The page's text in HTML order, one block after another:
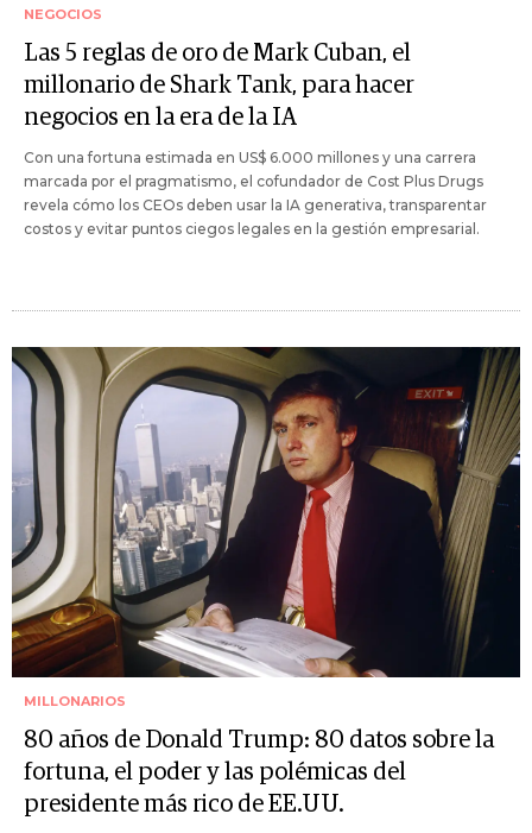
NEGOCIOS
Las 5 reglas de oro de Mark Cuban, el
millonario de Shark Tank, para hacer
negocios en la era de la IA
Con una fortuna estimada en US$ 6.000 millones y una carrera
marcada por el pragmatismo, el cofundador de Cost Plus Drugs
revela cómo los CEOs deben usar la IA generativa, transparentar
costos y evitar puntos ciegos legales en la gestión empresarial.
MILLONARIOS
80 años de Donald Trump: 80 datos sobre la
fortuna, el poder y las polémicas del
presidente más rico de EE.UU.